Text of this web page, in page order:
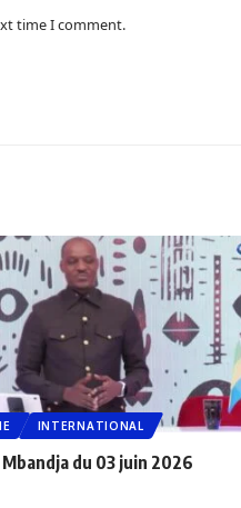
time I comment.
INTERNATIONAL
du 03 juin 2026